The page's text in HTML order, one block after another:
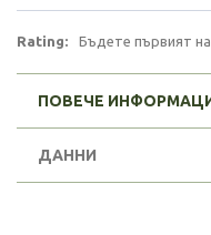
Rating: Бъдете първият
ПОВЕЧЕ
ДАННИ